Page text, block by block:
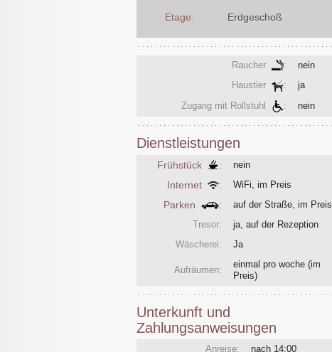
Etage: Erdgeschoß
Raucher :
nein
Haustier
:
ja
Zugang mit Rollstuhl
: nein
Dienstleistungen
Frühstück : nein
Internet : WiFi, im Preis
Parken :
auf der Straße, im Preis
Tresor:
ja, auf der Rezeption
Wäscherei:
Ja
Aufräumen:
einmal pro woche (im
Preis)
Unterkunft und
Zahlungsanweisungen
Anreise:
nach 14:00